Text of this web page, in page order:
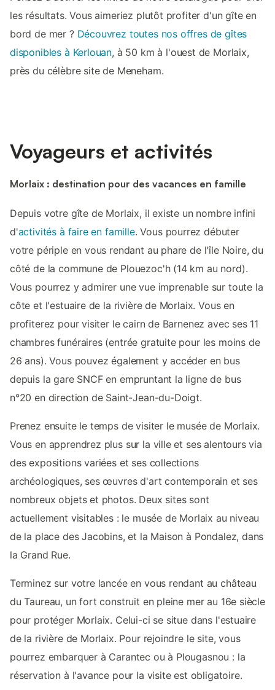
les résultats. Vous aimeriez plutôt profiter d'un gîte en
bord de mer ? Découvrez toutes nos offres de gîtes
disponibles à Kerlouan, à 50 km à l'ouest de Morlaix,
près du célèbre site de Meneham.
Voyageurs et activités
Morlaix : destination pour des vacances en famille
Depuis votre gîte de Morlaix, il existe un nombre infini
d'activités à faire en famille. Vous pourrez débuter
votre périple en vous rendant au phare de l'île Noire, du
côté de la commune de Plouezoc'h (14 km au nord).
Vous pourrez y admirer une vue imprenable sur toute la
côte et l'estuaire de la rivière de Morlaix. Vous en
profiterez pour visiter le cairn de Barnenez avec ses 11
chambres funéraires (entrée gratuite pour les moins de
26 ans). Vous pouvez également y accéder en bus
depuis la gare SNCF en empruntant la ligne de bus
n°20 en direction de Saint-Jean-du-Doigt.
Prenez ensuite le temps de visiter le musée de Morlaix.
Vous en apprendrez plus sur la ville et ses alentours via
des expositions variées et ses collections
archéologiques, ses œuvres d'art contemporain et ses
nombreux objets et photos. Deux sites sont
actuellement visitables : le musée de Morlaix au niveau
de la place des Jacobins, et la Maison à Pondalez, dans
la Grand Rue.
Terminez sur votre lancée en vous rendant au château
du Taureau, un fort construit en pleine mer au 16e siècle
pour protéger Morlaix. Celui-ci se situe dans l'estuaire
de la rivière de Morlaix. Pour rejoindre le site, vous
pourrez embarquer à Carantec ou à Plougasnou : la
réservation à l'avance pour la visite est obligatoire.